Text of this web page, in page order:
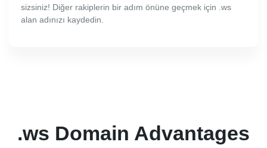
sizsiniz! Diğer rakiplerin bir adım önüne geçmek için .ws
alan adınızı kaydedin.
.ws Domain Advantages